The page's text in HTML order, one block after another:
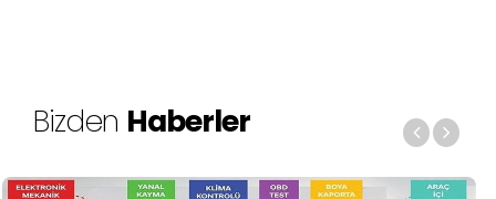
Bizden Haberler